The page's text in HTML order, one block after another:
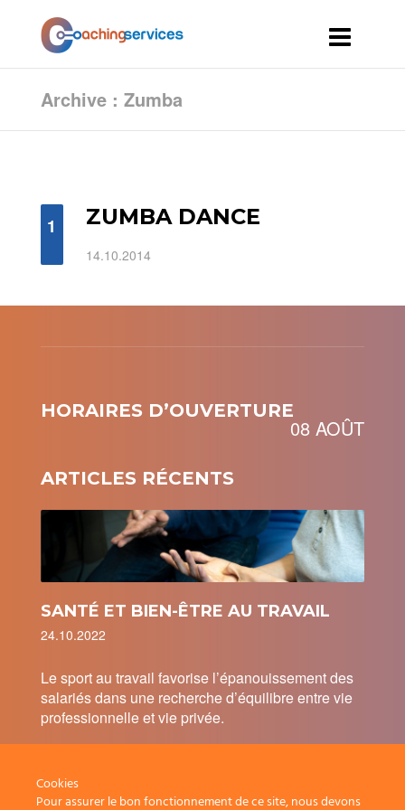
Archive : Zumba
1 ZUMBA DANCE
14.10.2014
HORAIRES D’OUVERTURE
08 AOÛT
ARTICLES RÉCENTS
SANTÉ ET BIEN-ÊTRE AU TRAVAIL
24.10.2022
Le sport au travail favorise l’épanouissement des
salariés dans une recherche d’équilibre entre vie
professionnelle et vie privée.
Cookies
Pour assurer le bon fonctionnement de ce site, nous devons